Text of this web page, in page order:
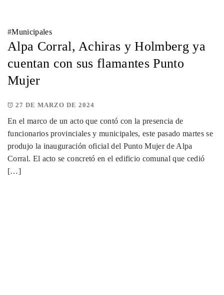
#Municipales
Alpa Corral, Achiras y Holmberg ya
cuentan con sus flamantes Punto
Mujer
27 DE MARZO DE 2024
En el marco de un acto que contó con la presencia de
funcionarios provinciales y municipales, este pasado martes se
produjo la inauguración oficial del Punto Mujer de Alpa
Corral. El acto se concretó en el edificio comunal que cedió
[…]